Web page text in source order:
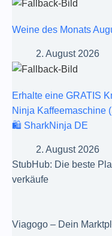
Weine des Monats
2. August 2026
Erhalte eine GRATIS
Ninja Kaffeemaschine
🛍️ SharkNinja DE
2. August 2026
StubHub: Die beste
verkäufe
Viagogo – Dein